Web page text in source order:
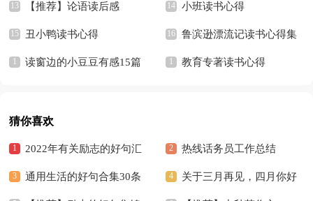
篇) 笔记
【推荐】论语读后感 小班读书心得
丑小鸭读书心得 鲁滨逊漂流记读书心得集
锦15篇
读窗边的小豆豆有感15篇 教育专著读书心得
猜你喜欢
2022年有关励志的好句汇
编46句
热线话务员工作总结
通用生活的好句合集30条 关于三月再见，四月你好